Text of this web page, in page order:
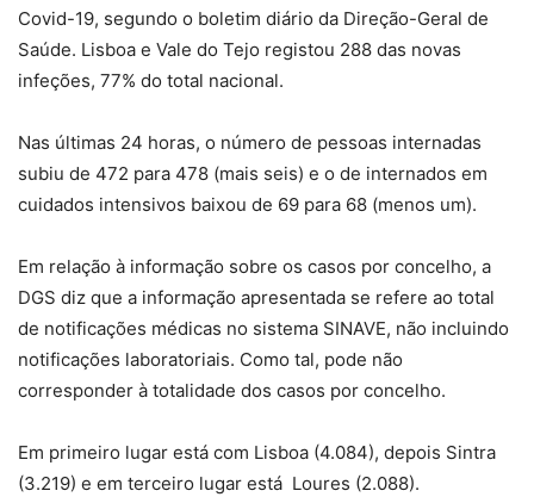
Covid-19, segundo o boletim diário da Direção-Geral de
Saúde. Lisboa e Vale do Tejo registou 288 das novas
infeções, 77% do total nacional.
Nas últimas 24 horas, o número de pessoas internadas
subiu de 472 para 478 (mais seis) e o de internados em
cuidados intensivos baixou de 69 para 68 (menos um).
Em relação à informação sobre os casos por concelho, a
DGS diz que a informação apresentada se refere ao total
de notificações médicas no sistema SINAVE, não incluindo
notificações laboratoriais. Como tal, pode não
corresponder à totalidade dos casos por concelho.
Em primeiro lugar está com Lisboa (4.084), depois Sintra
(3.219) e em terceiro lugar está Loures (2.088).